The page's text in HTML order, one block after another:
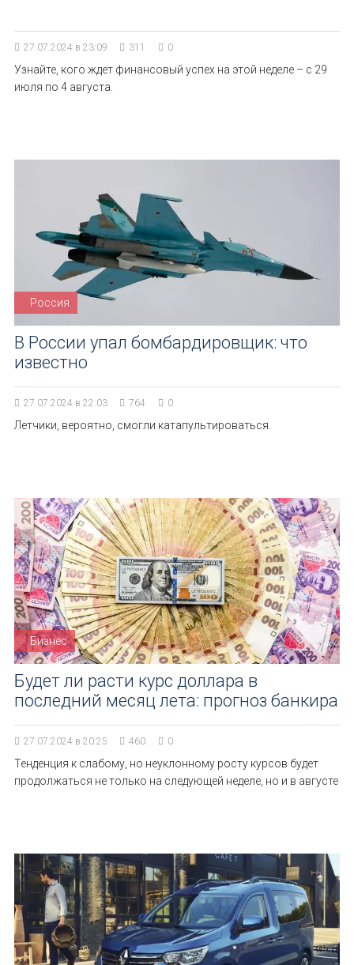
27.07.2024 в 23:09 311 0
Узнайте, кого ждет финансовый успех на этой неделе – с 29
июля по 4 августа.
Россия
В России упал бомбардировщик: что
известно
27.07.2024 в 22:03 764 0
Летчики, вероятно, смогли катапультироваться.
Бизнес
Будет ли расти курс доллара в
последний месяц лета: прогноз банкира
27.07.2024 в 20:25 460 0
Тенденция к слабому, но неуклонному росту курсов будет
продолжаться не только на следующей неделе, но и в августе